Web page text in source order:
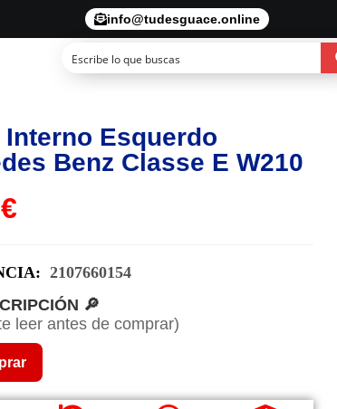
info@tudesguace.online
Interno Esquerdo
Benz Classe E W210
€
2107660154
🔎
leer antes de comprar)